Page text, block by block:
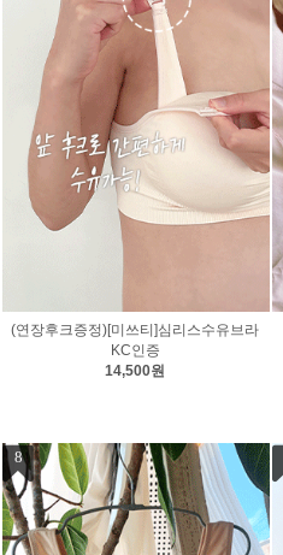
(연장후크증정)[미쓰티]심리스수유브라
KC인증
14,500원
8